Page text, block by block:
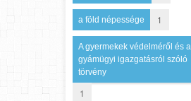
a föld népessége 1
A gyermekek védelméről és a
gyámügyi igazgatásról szóló
törvény
1